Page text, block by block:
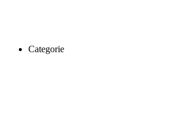
Categorie